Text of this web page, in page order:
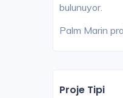
bulunuyor.
Palm Marin
Proje Tipi